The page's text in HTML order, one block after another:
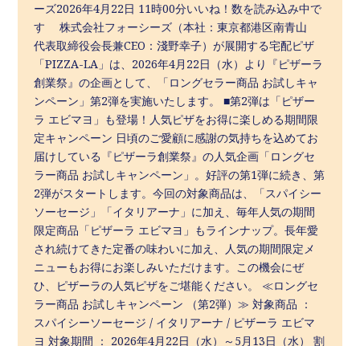
ーズ2026年4月22日 11時00分いいね！数を読み込み中で
す 株式会社フォーシーズ（本社：東京都港区南青山
代表取締役会長兼CEO：淺野幸子）が展開する宅配ピザ
「PIZZA-LA」は、2026年4月22日（水）より『ピザーラ
創業祭』の企画として、「ロングセラー商品 お試しキャ
ンペーン」第2弾を実施いたします。 ■第2弾は「ピザー
ラ エビマヨ」も登場！人気ピザをお得に楽しめる期間限
定キャンペーン 日頃のご愛顧に感謝の気持ちを込めてお
届けしている『ピザーラ創業祭』の人気企画「ロングセ
ラー商品 お試しキャンペーン」。好評の第1弾に続き、第
2弾がスタートします。今回の対象商品は、「スパイシー
ソーセージ」「イタリアーナ」に加え、毎年人気の期間
限定商品「ピザーラ エビマヨ」もラインナップ。長年愛
され続けてきた定番の味わいに加え、人気の期間限定メ
ニューもお得にお楽しみいただけます。この機会にぜ
ひ、ピザーラの人気ピザをご堪能ください。 ≪ロングセ
ラー商品 お試しキャンペーン （第2弾）≫ 対象商品 ：
スパイシーソーセージ / イタリアーナ / ピザーラ エビマ
ヨ 対象期間 ： 2026年4月22日（水）～5月13日（水） 割